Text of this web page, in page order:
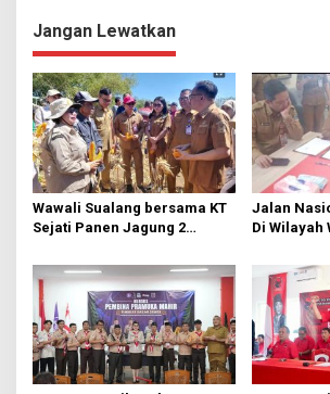
g
a
s
i
p
o
s
Jangan Lewatkan
Wawali Sualang bersama KT
Sejati Panen Jagung 2
Jalan
Di Wilayah